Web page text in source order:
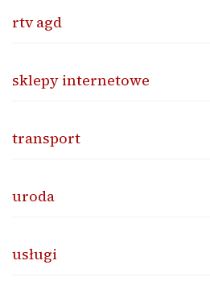
rtv agd
sklepy internetowe
transport
uroda
usługi